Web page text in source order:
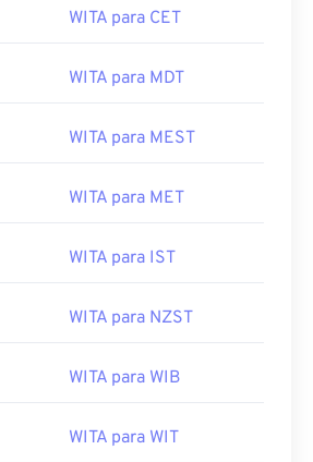
WITA para CET
WITA para MDT
WITA para MEST
WITA para MET
WITA para IST
WITA para NZST
WITA para WIB
WITA para WIT